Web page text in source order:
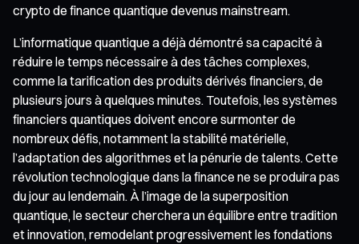
crypto de finance quantique devenus mainstream.
L’informatique quantique a déjà démontré sa capacité à
réduire le temps nécessaire à des tâches complexes,
comme la tarification des produits dérivés financiers, de
plusieurs jours à quelques minutes. Toutefois, les systèmes
financiers quantiques doivent encore surmonter de
nombreux défis, notamment la stabilité matérielle,
l’adaptation des algorithmes et la pénurie de talents. Cette
révolution technologique dans la finance ne se produira pas
du jour au lendemain. À l’image de la superposition
quantique, le secteur cherchera un équilibre entre tradition
et innovation, remodelant progressivement les fondations